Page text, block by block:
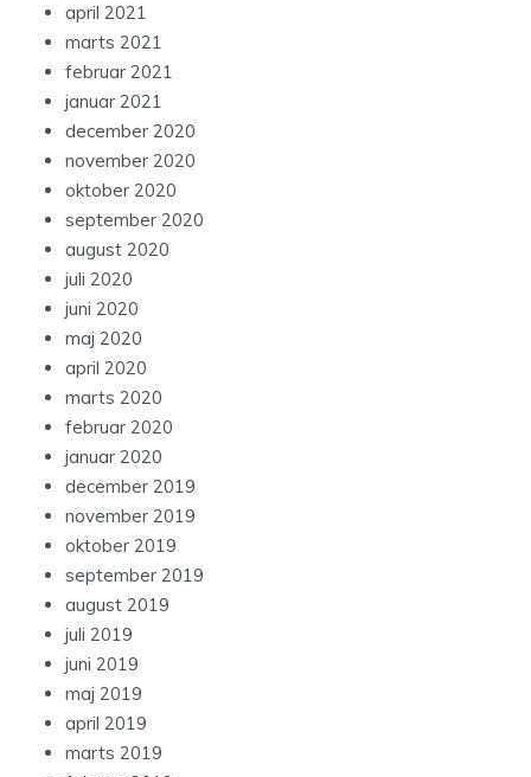
april 2021
marts 2021
februar 2021
januar 2021
december 2020
november 2020
oktober 2020
september 2020
august 2020
juli 2020
juni 2020
maj 2020
april 2020
marts 2020
februar 2020
januar 2020
december 2019
november 2019
oktober 2019
september 2019
august 2019
juli 2019
juni 2019
maj 2019
april 2019
marts 2019